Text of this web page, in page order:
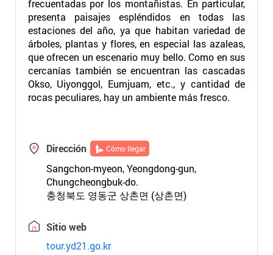
frecuentadas por los montañistas. En particular,
presenta paisajes espléndidos en todas las
estaciones del año, ya que habitan variedad de
árboles, plantas y flores, en especial las azaleas,
que ofrecen un escenario muy bello. Como en sus
cercanías también se encuentran las cascadas
Okso, Uiyonggol, Eumjuam, etc., y cantidad de
rocas peculiares, hay un ambiente más fresco.
Dirección Cómo llegar
Sangchon-myeon, Yeongdong-gun,
Chungcheongbuk-do.
충청북도 영동군 상촌면 (상촌면)
Sitio web
tour.yd21.go.kr